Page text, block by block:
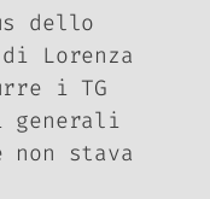
dello
Lorenza
i TG
stava